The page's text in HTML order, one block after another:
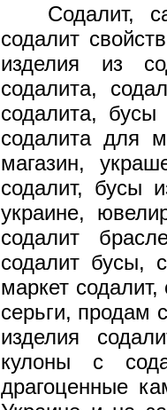
Содалит,
содалит
изделия из
содалита,
содалита, бусы
содалита для
магазин,
содалит, бусы
украине,
содалит
содалит бусы,
маркет
серьги, продам
изделия
кулоны с
драгоценные